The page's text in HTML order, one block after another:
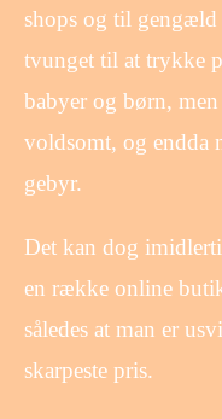
shops og til
tvunget til at trykke
babyer og børn,
voldsomt, og endda
gebyr.
Det kan dog
en række online
således at man er
skarpeste pris.